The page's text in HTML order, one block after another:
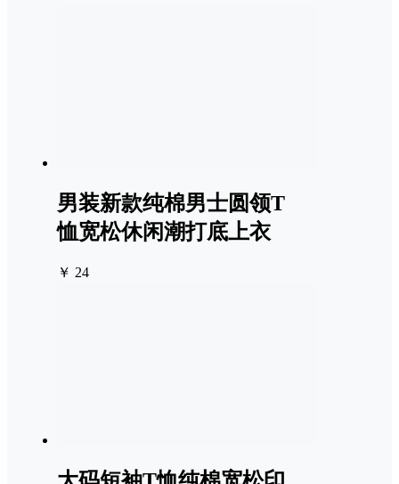
男装新款纯棉男士圆领T
恤宽松休闲潮打底上衣
￥ 24